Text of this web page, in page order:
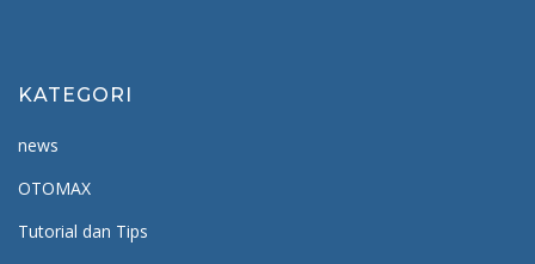
KATEGORI
news
OTOMAX
Tutorial dan Tips